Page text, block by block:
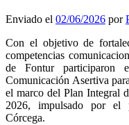
Enviado el 02/06/2026 por
Con el objetivo de
competencias
de Fontur
Comunicación Asertiva
el marco del Plan Integral
2026, impulsado por el
Córcega.